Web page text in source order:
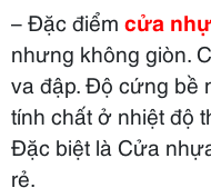
– Đặc điểm cửa
nhưng không giòn.
va đập. Độ cứng bề
tính chất ở nhiệt độ
Đặc biệt là Cửa
rẻ.